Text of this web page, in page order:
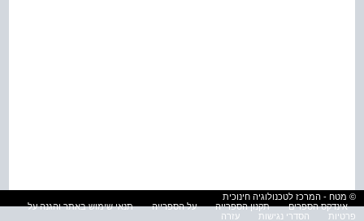
© מטח - המרכז לטכנולוגיה חינוכית
אינדקס הספרים
תקנון הספרייה על הספרייה
תנאי שימוש באתר והגנה על
פרטיות
הסדרי נגישות עזרה